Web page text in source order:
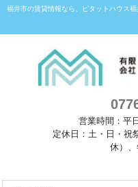
福井市の賃貸情報なら、ピタットハウス
営業時間：平
定休日：土・日・
休）